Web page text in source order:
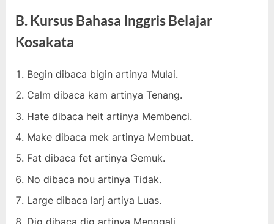
B. Kursus Bahasa Inggris Belajar
Kosakata
Begin dibaca bigin artinya Mulai.
Calm dibaca kam artinya Tenang.
Hate dibaca heit artinya Membenci.
Make dibaca mek artinya Membuat.
Fat dibaca fet artinya Gemuk.
No dibaca nou artinya Tidak.
Large dibaca larj artiya Luas.
Dig dibaca dig artinya Menggali.